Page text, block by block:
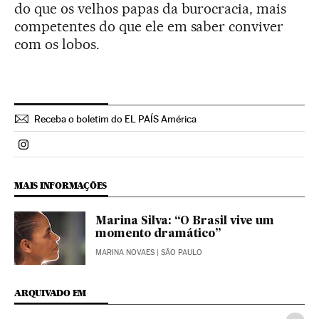
do que os velhos papas da burocracia, mais
competentes do que ele em saber conviver
com os lobos.
Receba o boletim do EL PAÍS América
Politica El País Brasil en Instagram
MAIS INFORMAÇÕES
Marina Silva: “O Brasil vive um
momento dramático”
MARINA NOVAES | SÃO PAULO
ARQUIVADO EM